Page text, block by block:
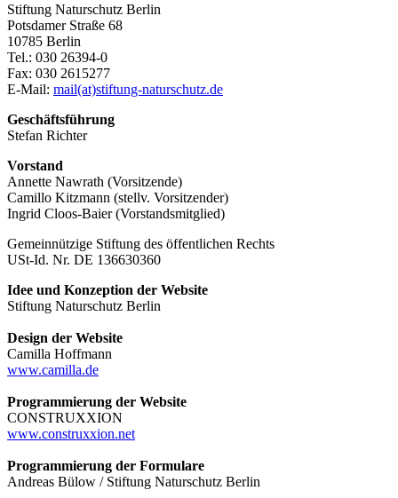
Stiftung Naturschutz Berlin
Potsdamer Straße 68
10785 Berlin
Tel.: 030 26394-0
Fax: 030 2615277
E-Mail: mail(at)stiftung-naturschutz.de
Geschäftsführung
Stefan Richter
Vorstand
Annette Nawrath (Vorsitzende)
Camillo Kitzmann (stellv. Vorsitzender)
Ingrid Cloos-Baier (Vorstandsmitglied)
Gemeinnützige Stiftung des öffentlichen Rechts
USt-Id. Nr. DE 136630360
Idee und Konzeption der Website
Stiftung Naturschutz Berlin
Design der Website
Camilla Hoffmann
www.camilla.de
Programmierung der Website
CONSTRUXXION
www.construxxion.net
Programmierung der Formulare
Andreas Bülow / Stiftung Naturschutz Berlin